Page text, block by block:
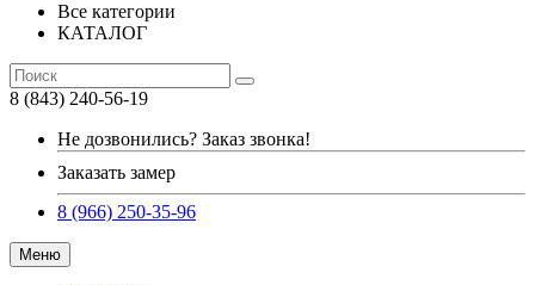
Все категории
КАТАЛОГ
8 (843) 240-56-19
Не дозвонились? Заказ звонка!
Заказать замер
8 (966) 250-35-96
Меню